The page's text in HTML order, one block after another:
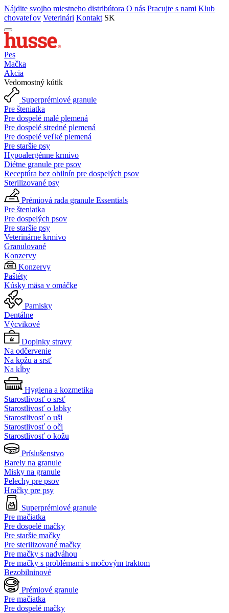
Nájdite svojho miestneho distribútora O nás Pracujte s nami Klub
chovateľov Veterinári Kontakt SK
Pes
Mačka
Akcia
Vedomostný kútik
Superprémiové granule
Pre šteniatka
Pre dospelé malé plemená
Pre dospelé stredné plemená
Pre dospelé veľké plemená
Pre staršie psy
Hypoalergénne krmivo
Diétne granule pre psov
Receptúra bez obilnín pre dospelých psov
Sterilizované psy
Prémiová rada granule Essentials
Pre šteniatka
Pre dospelých psov
Pre staršie psy
Veterinárne krmivo
Granulované
Konzervy
Konzervy
Paštéty
Kúsky mäsa v omáčke
Pamlsky
Dentálne
Výcvikové
Doplnky stravy
Na odčervenie
Na kožu a srsť
Na kĺby
Hygiena a kozmetika
Starostlivosť o srsť
Starostlivosť o labky
Starostlivosť o uši
Starostlivosť o oči
Starostlivosť o kožu
Príslušenstvo
Barely na granule
Misky na granule
Pelechy pre psov
Hračky pre psy
Superprémiové granule
Pre mačiatka
Pre dospelé mačky
Pre staršie mačky
Pre sterilizované mačky
Pre mačky s nadváhou
Pre mačky s problémami s močovým traktom
Bezobilninové
Prémiové granule
Pre mačiatka
Pre dospelé mačky